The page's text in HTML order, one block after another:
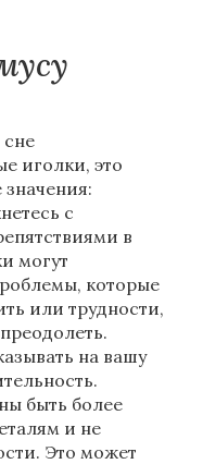
иголки, это
с
в
могут
которые
или трудности,
на вашу
быть более
и не
Это может